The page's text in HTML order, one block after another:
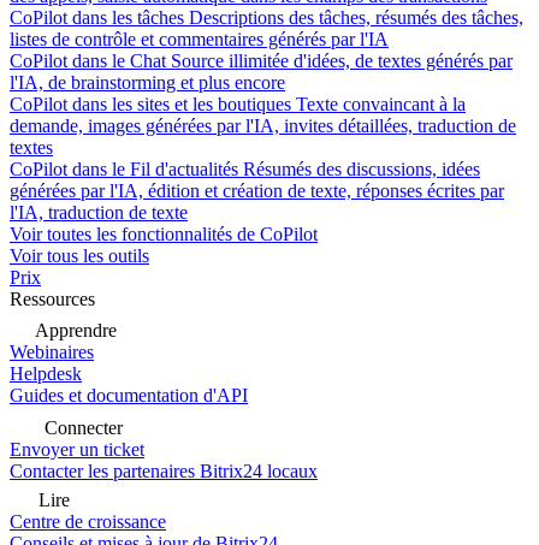
CoPilot dans les tâches Descriptions des tâches, résumés des tâches,
listes de contrôle et commentaires générés par l'IA
CoPilot dans le Chat Source illimitée d'idées, de textes générés par
l'IA, de brainstorming et plus encore
CoPilot dans les sites et les boutiques Texte convaincant à la
demande, images générées par l'IA, invites détaillées, traduction de
textes
CoPilot dans le Fil d'actualités Résumés des discussions, idées
générées par l'IA, édition et création de texte, réponses écrites par
l'IA, traduction de texte
Voir toutes les fonctionnalités de CoPilot
Voir tous les outils
Prix
Ressources
Apprendre
Webinaires
Helpdesk
Guides et documentation d'API
Connecter
Envoyer un ticket
Contacter les partenaires Bitrix24 locaux
Lire
Centre de croissance